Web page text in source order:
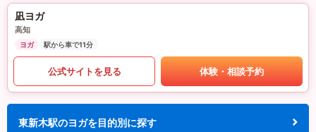
凪ヨガ
高知
ヨガ 駅から車で11分
公式サイトを見る 体験・相談予約
東新木駅のヨガを目的別に探す